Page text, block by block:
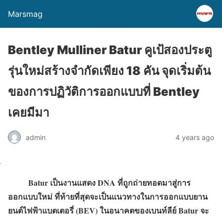
Marsmag
Bentley Mulliner Batur คูเป้สองประตู
รุ่นใหม่สร้างจำกัดเพียง 18 คัน จุดเริ่มต้น
ของการปฏิวัติการออกแบบที่ Bentley
เคยมีมา
admin 4 years ago
Batur เป็นงานแสดง DNA ที่ถูกถ่ายทอดมาสู่การ
ออกแบบใหม่ ที่ท้ายที่สุดจะเป็นแนวทางในการออกแบบยาน
ยนต์ไฟฟ้าแบตเตอรี่ (BEV) ในอนาคตของเบนท์ลีย์ Batur จะ